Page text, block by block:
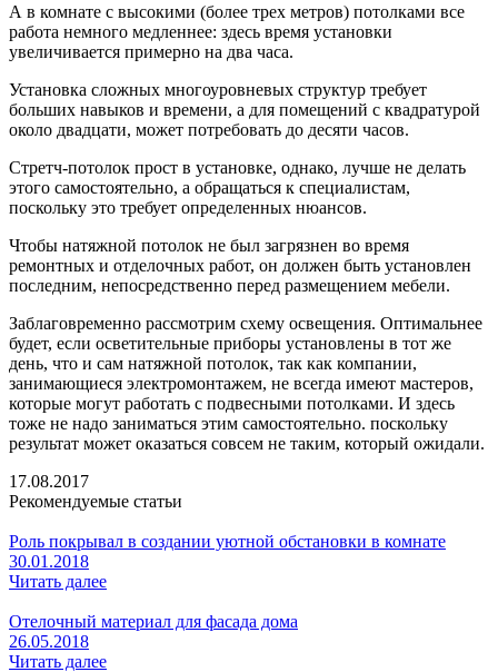
А в комнате с высокими (более трех метров) потолками все
работа немного медленнее: здесь время установки
увеличивается примерно на два часа.
Установка сложных многоуровневых структур требует
больших навыков и времени, а для помещений с квадратурой
около двадцати, может потребовать до десяти часов.
Стретч-потолок прост в установке, однако, лучше не делать
этого самостоятельно, а обращаться к специалистам,
поскольку это требует определенных нюансов.
Чтобы натяжной потолок не был загрязнен во время
ремонтных и отделочных работ, он должен быть установлен
последним, непосредственно перед размещением мебели.
Заблаговременно рассмотрим схему освещения. Оптимальнее
будет, если осветительные приборы установлены в тот же
день, что и сам натяжной потолок, так как компании,
занимающиеся электромонтажем, не всегда имеют мастеров,
которые могут работать с подвесными потолками. И здесь
тоже не надо заниматься этим самостоятельно. поскольку
результат может оказаться совсем не таким, который ожидали.
17.08.2017
Рекомендуемые статьи
Роль покрывал в создании уютной обстановки в комнате
30.01.2018
Читать далее
Отелочный материал для фасада дома
26.05.2018
Читать далее